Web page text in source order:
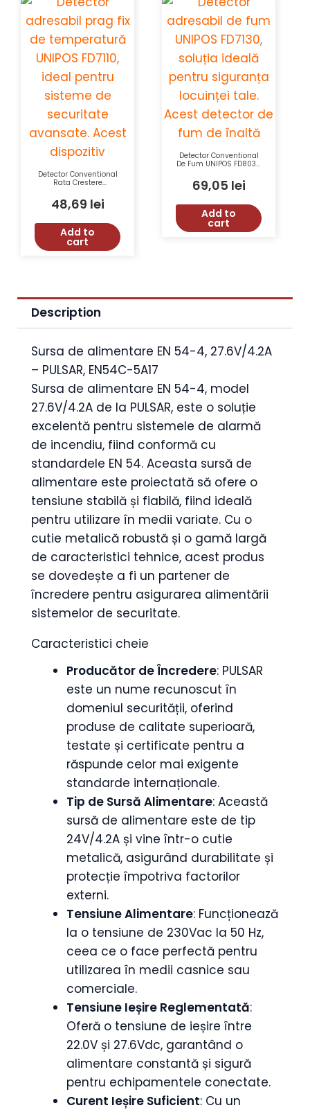
Detector Conventional
Rata Crestere
FD8020R Tensiune 15-
30VDC Clasa A2R IP43
48,69 lei
Add to
cart
Detector Conventional
De Fum UNIPOS FD8030
Sensibilitate EN54-7
Arie 176mp IP43
69,05 lei
Add to
cart
Description
Sursa de alimentare EN 54-4, 27.6V/4.2A
– PULSAR, EN54C-5A17
Sursa de alimentare EN 54-4, model
27.6V/4.2A de la PULSAR, este o soluție
excelentă pentru sistemele de alarmă
de incendiu, fiind conformă cu
standardele EN 54. Aceasta sursă de
alimentare este proiectată să ofere o
tensiune stabilă și fiabilă, fiind ideală
pentru utilizare în medii variate. Cu o
cutie metalică robustă și o gamă largă
de caracteristici tehnice, acest produs
se dovedește a fi un partener de
încredere pentru asigurarea alimentării
sistemelor de securitate.
Caracteristici cheie
Producător de Încredere: PULSAR
este un nume recunoscut în
domeniul securității, oferind
produse de calitate superioară,
testate și certificate pentru a
răspunde celor mai exigente
standarde internaționale.
Tip de Sursă Alimentare: Această
sursă de alimentare este de tip
24V/4.2A și vine într-o cutie
metalică, asigurând durabilitate și
protecție împotriva factorilor
externi.
Tensiune Alimentare: Funcționează
la o tensiune de 230Vac la 50 Hz,
ceea ce o face perfectă pentru
utilizarea în medii casnice sau
comerciale.
Tensiune Ieșire Reglementată:
Oferă o tensiune de ieșire între
22.0V și 27.6Vdc, garantând o
alimentare constantă și sigură
pentru echipamentele conectate.
Curent Ieșire Suficient: Cu un